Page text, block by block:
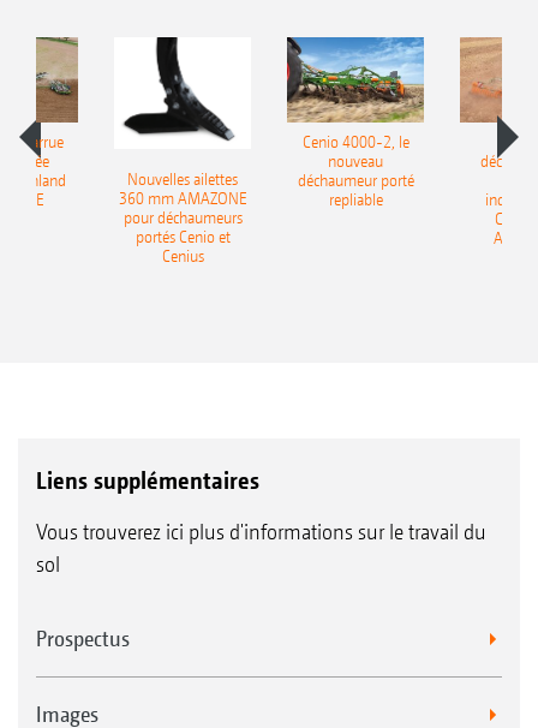
charrue
portée
Onland
Nouvelles ailettes
360 mm AMAZONE
pour déchaumeurs
portés Cenio et
Cenius
Cenio 4000-2, le
nouveau
déchaumeur porté
repliable
Liens supplémentaires
Vous trouverez ici plus d'informations sur le travail du
sol
Prospectus
Images